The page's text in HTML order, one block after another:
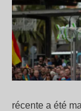
récente a été